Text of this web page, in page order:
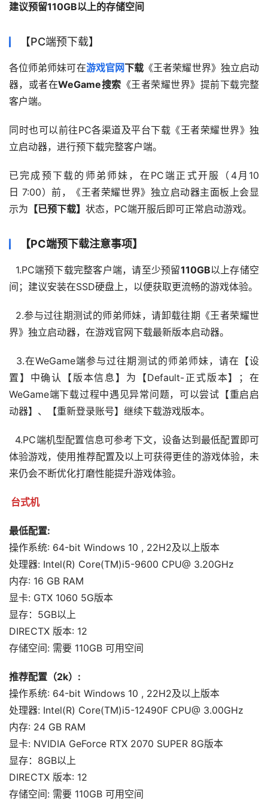
建议预留110GB以上的存储空间
【PC端预下载】
各位师弟师妹可在游戏官网下载 《王者荣耀世界》独立启动
器，或者在WeGame搜索 《王者荣耀世界》提前下载完整
客户端。
同时也可以前往PC各渠道及平台下载《王者荣耀世界》独
立启动器，进行预下载完整客户端。
已完成预下载的师弟师妹，在PC端正式开服（4月10
日 7:00）前，《王者荣耀世界》独立启动器主面板上会显
示为 【已预下载】 状态，PC端开服后即可正常启动游戏。
【PC端预下载注意事项】
1.PC端预下载完整客户端，请至少预留110GB以上存储空
间；建议安装在SSD硬盘上，以便获取更流畅的游戏体验。
2.参与过往期测试的师弟师妹，请卸载往期《王者荣耀世
界》独立启动器，在游戏官网下载最新版本启动器。
3.在WeGame端参与过往期测试的师弟师妹，请在【设
置】中确认【版本信息】为【Default-正式版本】；在
WeGame端下载过程中遇见异常问题，可以尝试【重启启
动器】、【重新登录账号】继续下载游戏版本。
4.PC端机型配置信息可参考下文，设备达到最低配置即可
体验游戏，使用推荐配置及以上可获得更佳的游戏体验，未
来仍会不断优化打磨性能提升游戏体验。
台式机
最低配置:
操作系统: 64-bit Windows 10 , 22H2及以上版本
处理器: Intel(R) Core(TM)i5-9600 CPU@ 3.20GHz
内存: 16 GB RAM
显卡: GTX 1060 5G版本
显存：5GB以上
DIRECTX 版本: 12
存储空间: 需要 110GB 可用空间
推荐配置（2k）:
操作系统: 64-bit Windows 10 , 22H2及以上版本
处理器: Intel(R) Core(TM)i5-12490F CPU@ 3.00GHz
内存: 24 GB RAM
显卡: NVIDIA GeForce RTX 2070 SUPER 8G版本
显存：8GB以上
DIRECTX 版本: 12
存储空间: 需要 110GB 可用空间